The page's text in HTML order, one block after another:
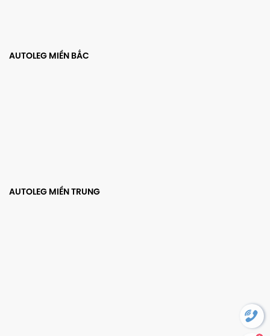
AUTOLEG MIỀN BẮC
AUTOLEG MIỀN TRUNG